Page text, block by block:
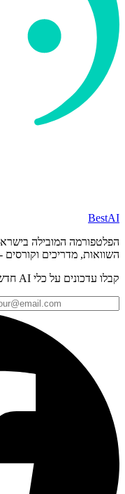
BestAI
הפלטפורמה המובילה בישראל
השוואות, מדריכים
קבלו עדכונים על כלי AI חדשים, מדריכים וטיפים. בלי ספאם.